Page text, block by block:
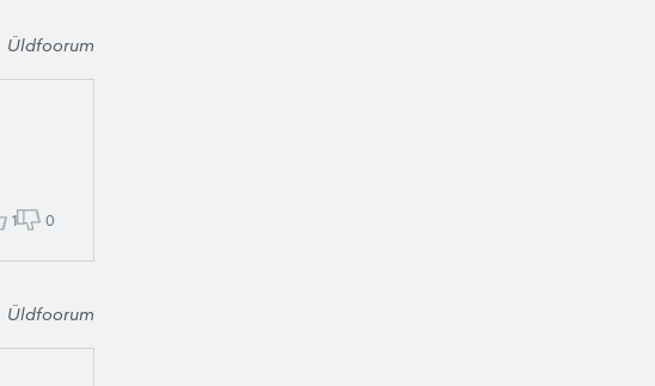
Üldfoorum
1 0
Üldfoorum